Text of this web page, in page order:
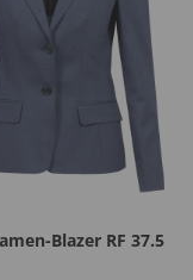
Blazer RF 37.5